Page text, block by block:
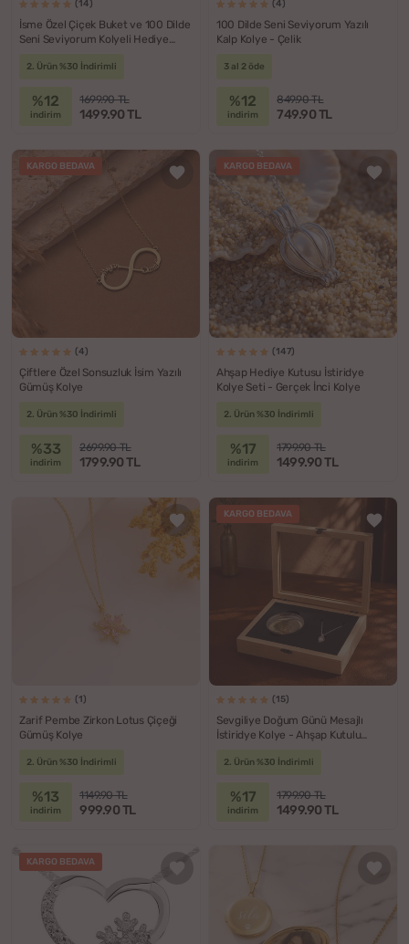
(14)
İsme Özel Çiçek Buket ve 100 Dilde
Seni Seviyorum Kolyeli Hediye
2. Ürün %30 İndirimli
%12
indirim
1699.90 TL
1499.90 TL
(4)
100 Dilde Seni Seviyorum Yazılı
Kalp Kolye - Çelik
3 al 2 öde
%12
indirim
849.90 TL
749.90 TL
KARGO BEDAVA
(4)
Çiftlere Özel Sonsuzluk İsim Yazılı
Gümüş Kolye
2. Ürün %30 İndirimli
%33
indirim
2699.90 TL
1799.90 TL
KARGO BEDAVA
(147)
Ahşap Hediye Kutusu İstiridye
Kolye Seti - Gerçek İnci Kolye
2. Ürün %30 İndirimli
%17
indirim
1799.90 TL
1499.90 TL
(1)
Zarif Pembe Zirkon Lotus Çiçeği
Gümüş Kolye
2. Ürün %30 İndirimli
%13
indirim
1149.90 TL
999.90 TL
KARGO BEDAVA
(15)
Sevgiliye Doğum Günü Mesajlı
İstiridye Kolye - Ahşap Kutulu
2. Ürün %30 İndirimli
%17
indirim
1799.90 TL
1499.90 TL
KARGO BEDAVA